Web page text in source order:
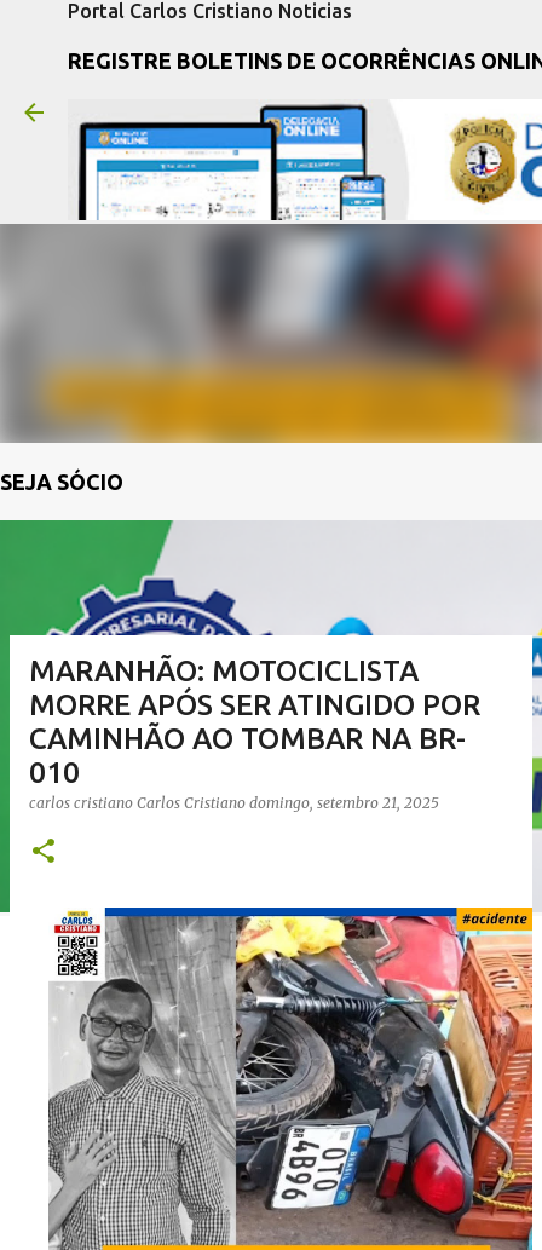
Portal Carlos Cristiano Noticias
REGISTRE BOLETINS DE OCORRÊNCIAS
SEJA SÓCIO
MARANHÃO: MOTOCICLISTA
MORRE APÓS SER ATINGIDO POR
CAMINHÃO AO TOMBAR NA BR-
010
carlos cristiano Carlos Cristiano domingo, setembro 21, 2025